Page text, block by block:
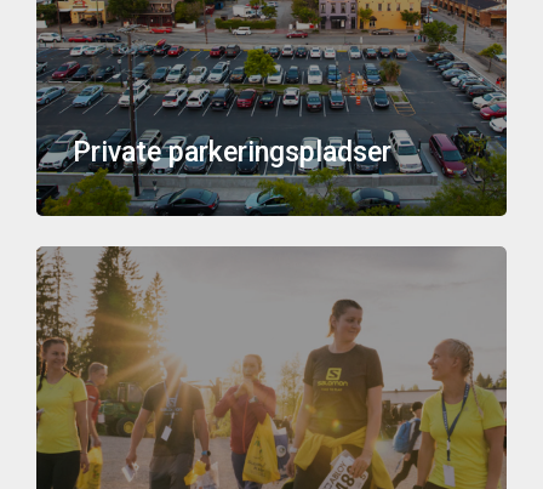
Private parkeringspladser